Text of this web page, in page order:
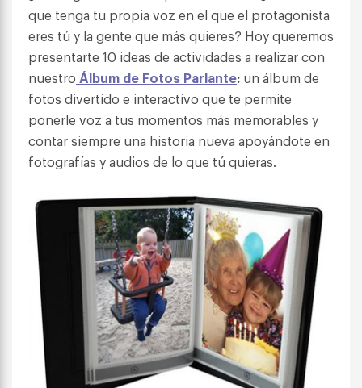
que tenga tu propia voz en el que el protagonista
eres tú y la gente que más quieres? Hoy queremos
presentarte 10 ideas de actividades a realizar con
nuestro Álbum de Fotos Parlante: un álbum de
fotos divertido e interactivo que te permite
ponerle voz a tus momentos más memorables y
contar siempre una historia nueva apoyándote en
fotografías y audios de lo que tú quieras.